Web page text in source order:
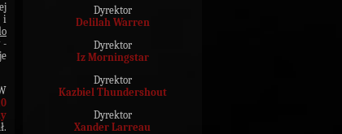
i
-
Dyrektor
Delilah Warren
Dyrektor
Iz Morningstar
Dyrektor
Kazbiel Thundershout
Dyrektor
Xander Larreau